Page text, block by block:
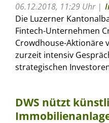
06.12.2018, 11:29 Uhr
Die Luzerner
Fintech-Unternehmen
Crowdhouse-Aktionäre
zurzeit intensiv
strategischen
DWS nützt